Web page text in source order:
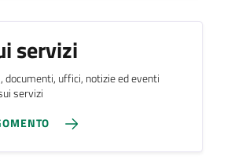
servizi
documenti, uffici, notizie ed eventi
servizi